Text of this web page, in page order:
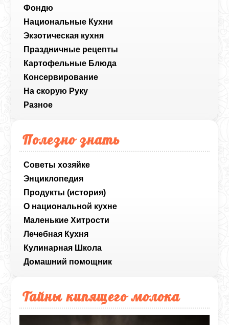
Фондю
Национальные Кухни
Экзотическая кухня
Праздничные рецепты
Картофельные Блюда
Консервирование
На скорую Руку
Разное
Полезно знать
Советы хозяйке
Энциклопедия
Продукты (история)
О национальной кухне
Маленькие Хитрости
Лечебная Кухня
Кулинарная Школа
Домашний помощник
Тайны кипящего молока